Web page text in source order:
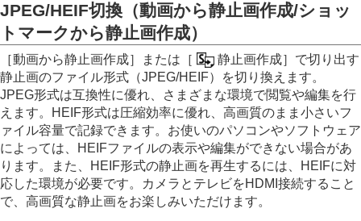
本機の基本操作
準備/基本的な撮影
MENU一覧から機能を探す
撮影機能を活用する
カメラをカスタマイズする
再生する
この章の目次
画像を見る
画像の表示方法を変える
画像間をジャンプ移動する方法を設定する（ 画像
送り設定）
撮影した画像を保護する（
プロテクト
）
画像に情報を追加する
JPEG/HEIF切換 （動画から静止画作成/ショッ
トマークから静止画作成）
［動画から静止画作成］ または ［ 静止画作成］ で切り出す
静止画のファイル形式（JPEG/HEIF）を切り換えます。
JPEG形式は互換性に優れ、さまざまな環境で閲覧や編集を行
えます。HEIF形式は圧縮効率に優れ、高画質のまま小さいフ
ァイル容量で記録できます。お使いのパソコンやソフトウェア
によっては、HEIFファイルの表示や編集ができない場合があ
ります。また、HEIF形式の静止画を再生するには、HEIFに対
応した環境が必要です。カメラとテレビをHDMI接続すること
で、高画質な静止画をお楽しみいただけます。